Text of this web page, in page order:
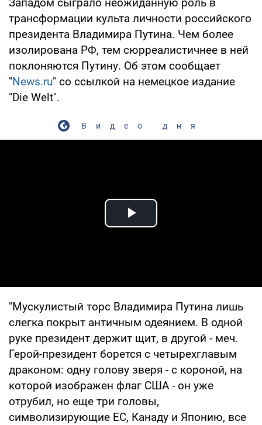
трансформации культа личности российского
президента Владимира Путина. Чем более
изолирована РФ, тем сюрреалистичнее в ней
поклоняются Путину. Об этом сообщает
"News.ru" со ссылкой на немецкое издание
"Die Welt".
Видео дня
Play Video
"Мускулистый торс Владимира Путина лишь
слегка покрыт античным одеянием. В одной
руке президент держит щит, в другой - меч.
Герой-президент борется с четырехглавым
драконом: одну голову зверя - с короной, на
которой изображен флаг США - он уже
отрубил, но еще три головы,
символизирующие ЕС, Канаду и Японию, все